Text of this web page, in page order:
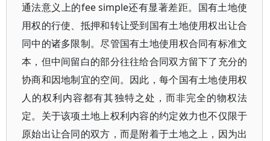
通法意义上的fee simple还有显著差距。国有土地使
用权的行使、抵押和转让受到国有土地使用权出让合
同中的诸多限制。尽管国有土地使用权合同有标准文
本，但中间留白的部分往往给合同双方留下了充分的
协商和因地制宜的空间。因此，每个国有土地使用权
人的权利内容都有其独特之处，而非完全的物权法
定。关于该项土地上权利内容的约定效力也不仅限于
原始出让合同的双方，而是附着于土地之上，因为出